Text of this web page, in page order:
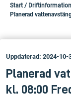
Start / Driftinformation
Planerad
Uppdaterad: 2024-10-
Planerad
kl. 08:00